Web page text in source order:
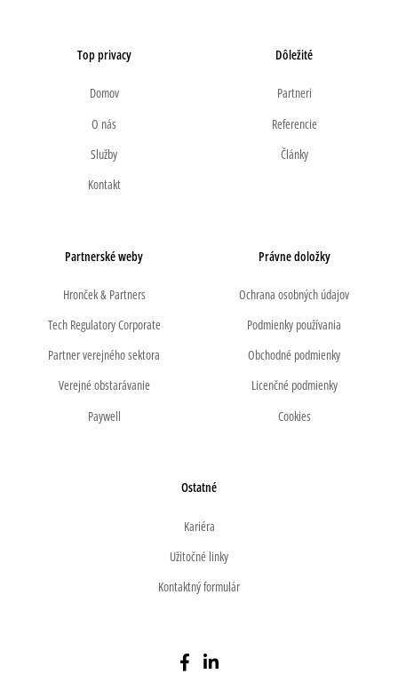
Top privacy
Domov
O nás
Služby
Kontakt
Dôležité
Partneri
Referencie
Články
Partnerské weby
Hronček & Partners
Tech Regulatory Corporate
Partner verejného sektora
Verejné obstarávanie
Paywell
Právne doložky
Ochrana osobných údajov
Podmienky používania
Obchodné podmienky
Licenčné podmienky
Cookies
Ostatné
Kariéra
Užitočné linky
Kontaktný formulár